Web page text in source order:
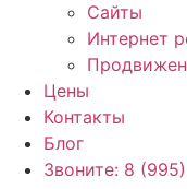
Сайты
Интернет
Цены
Контакты
Блог
Звоните: 8